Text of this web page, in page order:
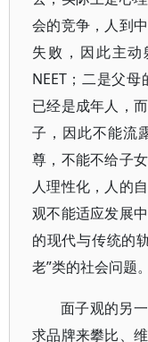
会的竞争，人到
失败，因此主
NEET；二是父
已经是成年人，
子，因此不能流
尊，不能不给子
人理性化，人的
观不能适应发展
的现代与传统的
老”类的社会问题。
面子观的另
求品牌来攀比、